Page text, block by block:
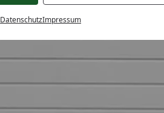
DatenschutzImpressum